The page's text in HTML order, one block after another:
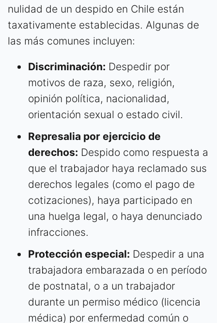
nulidad de un despido en Chile están
taxativamente establecidas. Algunas de
las más comunes incluyen:
Discriminación: Despedir por
motivos de raza, sexo, religión,
opinión política, nacionalidad,
orientación sexual o estado civil.
Represalia por ejercicio de
derechos: Despido como respuesta a
que el trabajador haya reclamado sus
derechos legales (como el pago de
cotizaciones), haya participado en
una huelga legal, o haya denunciado
infracciones.
Protección especial: Despedir a una
trabajadora embarazada o en período
de postnatal, o a un trabajador
durante un permiso médico (licencia
médica) por enfermedad común o